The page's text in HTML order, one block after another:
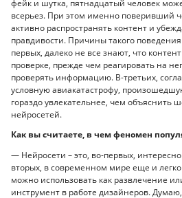
фейк и шутка, пятнадцатый человек
всерьез. При этом именно поверивший
активно распространять контент и
правдивости. Причины такого
первых, далеко не все знают, что
проверке, прежде чем реагировать на
проверять информацию. В-третьих,
условную авиакатастрофу,
гораздо увлекательнее, чем объяснить
нейросетей.
Как вы считаете, в чем феномен
— Нейросети – это, во-первых,
вторых, в современном мире еще и
можно использовать как развлечение
инструмент в работе дизайнеров.